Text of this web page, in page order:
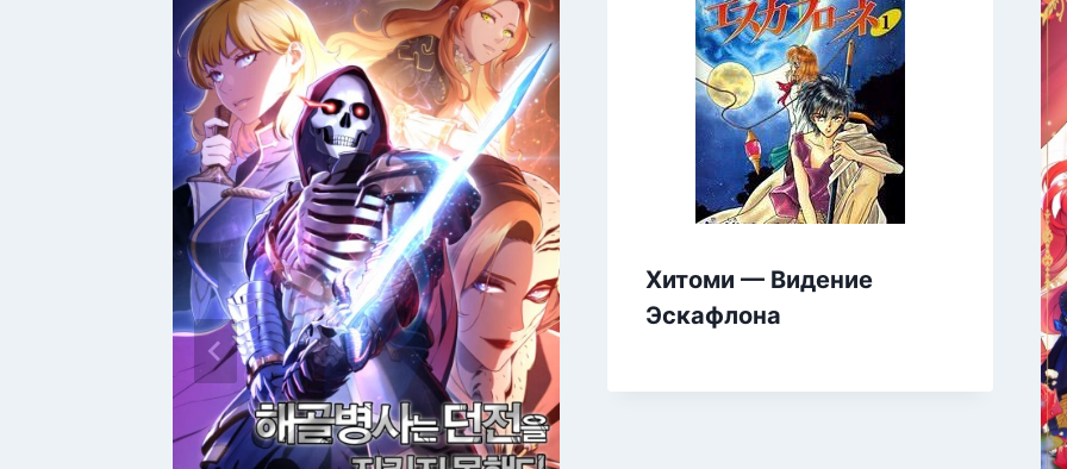
Хитоми — Видение
Эскафлона